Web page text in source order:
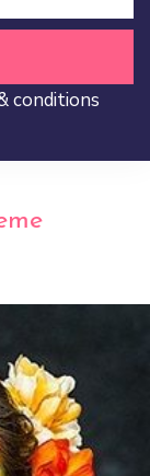
conditions